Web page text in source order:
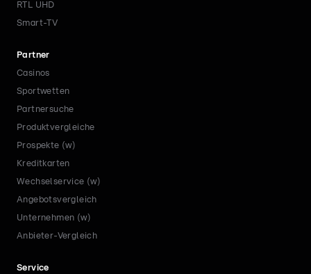
RTL UHD
Smart-TV
Partner
Casinos
Sportwetten
Partnersuche
Produktvergleiche
Prospekte (w)
Kreditkarten
Wechselservice (w)
Angebotsvergleich
Unternehmen (w)
Anbieter-Vergleich
Service